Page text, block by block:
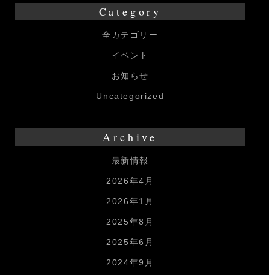
Category
全カテゴリー
イベント
お知らせ
Uncategorized
Archive
最新情報
2026年4月
2026年1月
2025年8月
2025年6月
2024年9月